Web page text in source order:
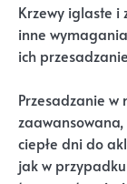
Krzewy iglaste i
inne
ich
Przesadzanie w
ciepłe dni do
jak w